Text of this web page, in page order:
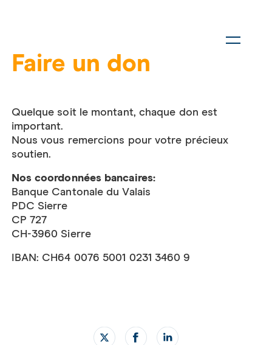
Faire un don
Quelque soit le montant, chaque don est
important.
Nous vous remercions pour votre précieux
soutien.
Nos coordonnées bancaires:
Banque Cantonale du Valais
PDC Sierre
CP 727
CH-3960 Sierre
IBAN: CH64 0076 5001 0231 3460 9